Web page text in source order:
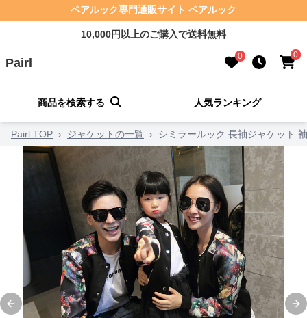
ペアルック専門通販サイト ペアルック
10,000円以上のご購入で送料無料
Pairl 0 0
商品を検索する 人気ランキング
Pairl TOP › ジャケットの一覧 › シミラールック 長袖ジャケット
Previous slide